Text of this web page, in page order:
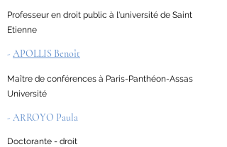
Professeur en droit public à l'université de Saint
Etienne
- APOLLIS Benoît
Maître de conférences à Paris-Panthéon-Assas
Université
- ARROYO Paula
Doctorante - droit